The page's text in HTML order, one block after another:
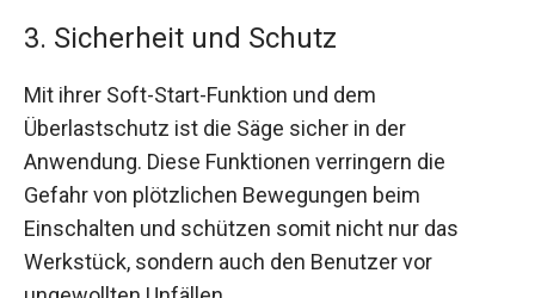
3. Sicherheit und Schutz
Mit ihrer Soft-Start-Funktion und dem
Überlastschutz ist die Säge sicher in der
Anwendung. Diese Funktionen verringern die
Gefahr von plötzlichen Bewegungen beim
Einschalten und schützen somit nicht nur das
Werkstück, sondern auch den Benutzer vor